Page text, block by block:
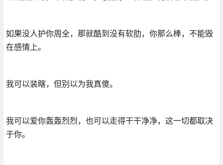
如果没人护你周全，那就酷到没有软肋，你那么棒，不能毁
在感情上。
我可以装瞎，但别以为我真傻。
我可以爱你轰轰烈烈，也可以走得干干净净，这一切都取决
于你。